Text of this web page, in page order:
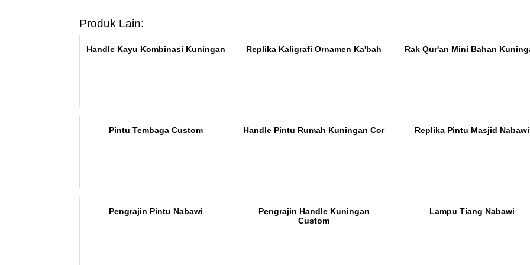
Produk Lain:
Handle Kayu Kombinasi Kuningan Replika Kaligrafi Ornamen Ka'bah Rak Qur'an Mini Bahan
Pintu Tembaga Custom Handle Pintu Rumah Kuningan Cor Replika Pintu Masjid Nabawi
Pengrajin Pintu Nabawi
Pengrajin Handle Kuningan
Custom
Lampu Tiang Nabawi